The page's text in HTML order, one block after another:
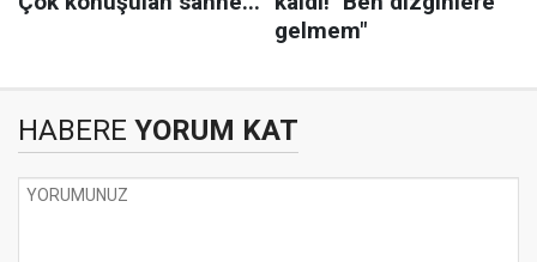
HABERE YORUM KAT